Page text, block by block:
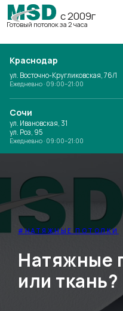
с 2009г
Готовый потолок за 2 часа
Краснодар
ул. Восточно-Кругликовская, 76/1
Ежедневно · 09:00–21:00
Сочи
ул. Ивановская, 31
ул. Роз, 95
Ежедневно · 09:00–21:00
#НАТЯЖНЫЕ ПОТОЛКИ
Натяжные
или ткань?